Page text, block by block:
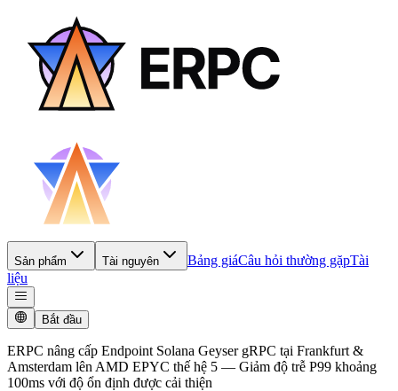
Sản phẩm Tài nguyên Bảng giáCâu hỏi thường gặpTài
liệu
Bắt đầu
ERPC nâng cấp Endpoint Solana Geyser gRPC tại Frankfurt &
Amsterdam lên AMD EPYC thế hệ 5 — Giảm độ trễ P99 khoảng
100ms với độ ổn định được cải thiện